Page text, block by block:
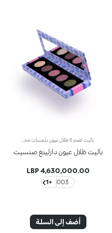
باليت ظلال عيون دازلينغ صنسيت
4,630,000.00 LBP
003
+1
أضف إلى السلة